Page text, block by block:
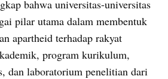
bahwa universitas-universitas
pilar utama dalam membentuk
apartheid terhadap rakyat
program kurikulum,
dan laboratorium penelitian dari